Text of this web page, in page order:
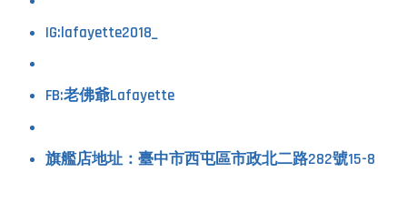
IG:lafayette2018_
FB:老佛爺Lafayette
旗艦店地址：臺中市西屯區市政北二路282號15-8